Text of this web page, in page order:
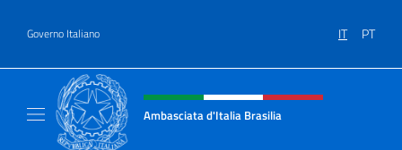
Governo Italiano IT PT
Intestazione sito, social e menù
Ambasciata d'Italia Brasilia